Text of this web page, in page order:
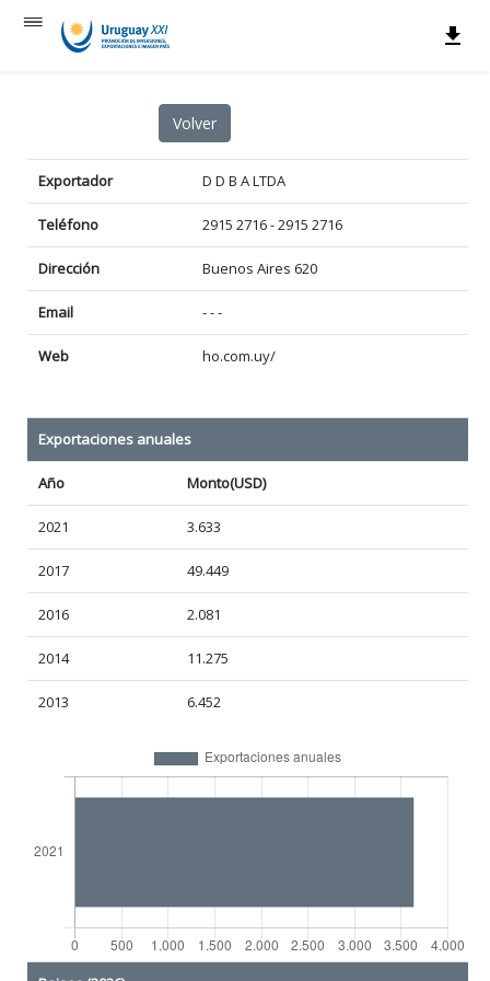
Exportador D D B A LTDA
Teléfono 2915 2716 - 2915 2716
Dirección Buenos Aires 620
Email - - -
Web ho.com.uy/
Exportaciones anuales
Año Monto(USD)
2021 3.633
2017 49.449
2016 2.081
2014 11.275
2013 6.452